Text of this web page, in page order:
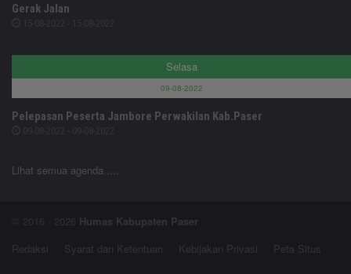
Gerak Jalan
Selasa
09-08-2022
Pelepasan Peserta Jambore Perwakilan Kab.Paser
Lihat semua agenda ....
© 2016 - 2026 Humas Kabupaten Paser
Redaksi
Syarat dan Ketentuan Kebijakan Privasi Peta Situs